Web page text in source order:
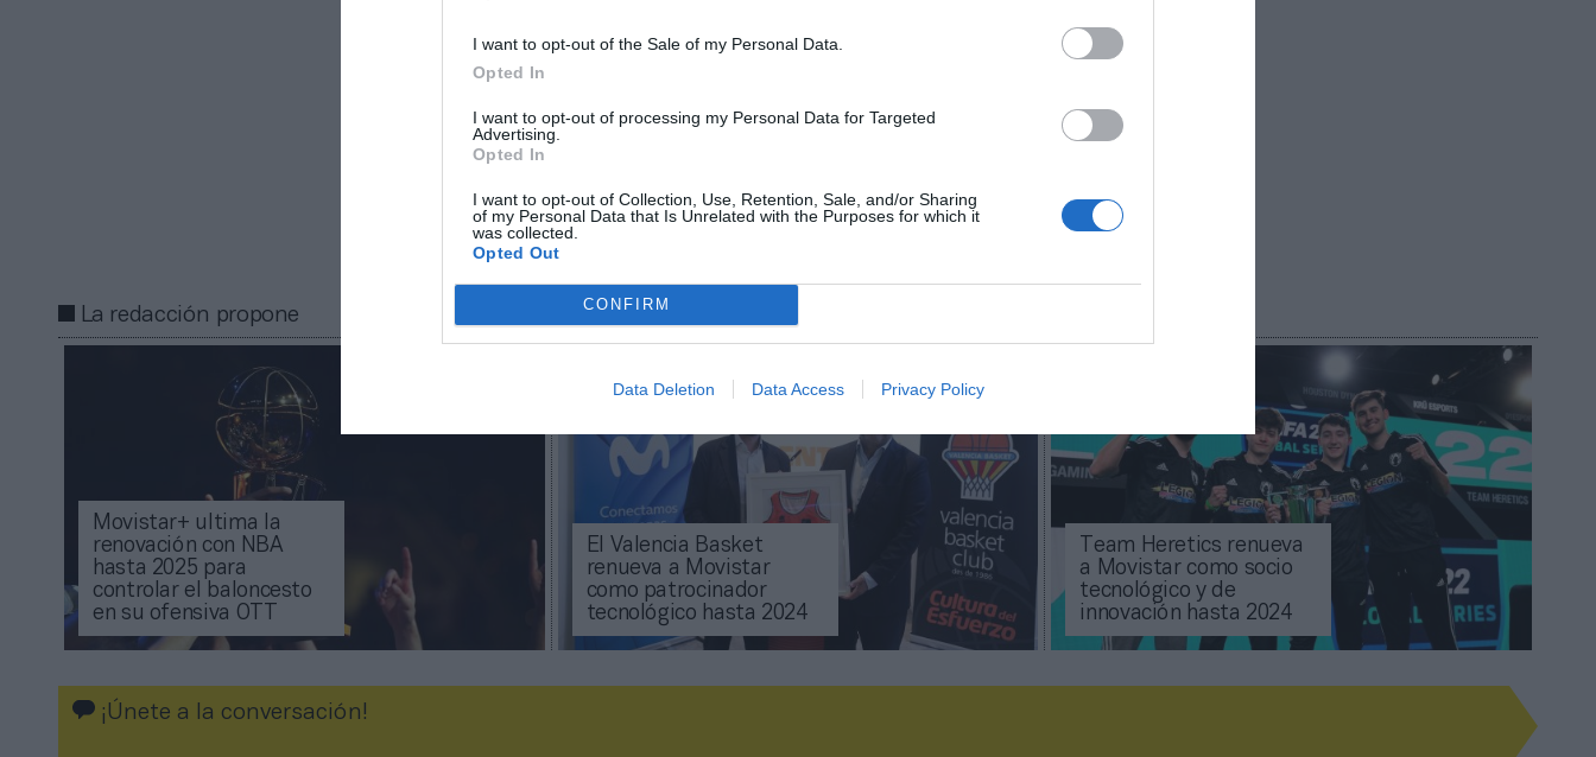
I want to opt-out of the Sale of my Personal Data.
Opted In
I want to opt-out of processing my Personal Data for Targeted
Advertising.
Opted In
I want to opt-out of Collection, Use, Retention, Sale, and/or Sharing
of my Personal Data that Is Unrelated with the Purposes for which it
was collected.
Opted Out
CONFIRM
Data Deletion Data Access Privacy Policy
Estudiantes en LEB Oro.
Añadir
como fuente preferida de Google de forma
gratuita
Mantente informado con las últimas noticias de actualidad.
ACTIVAR AHORA
Compartir
La redacción propone
Movistar+ ultima la
renovación con NBA
hasta 2025 para
controlar el baloncesto
en su ofensiva OTT
El Valencia Basket
renueva a Movistar
como patrocinador
tecnológico hasta 2024
Team Heretics renueva
a Movistar como socio
tecnológico y de
innovación hasta 2024
¡Únete a la conversación!